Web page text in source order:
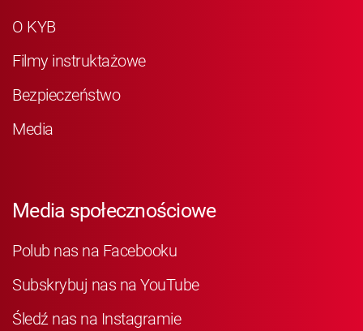
O KYB
Filmy instruktażowe
Bezpieczeństwo
Media
Media społecznościowe
Polub nas na Facebooku
Subskrybuj nas na YouTube
Śledź nas na Instagramie